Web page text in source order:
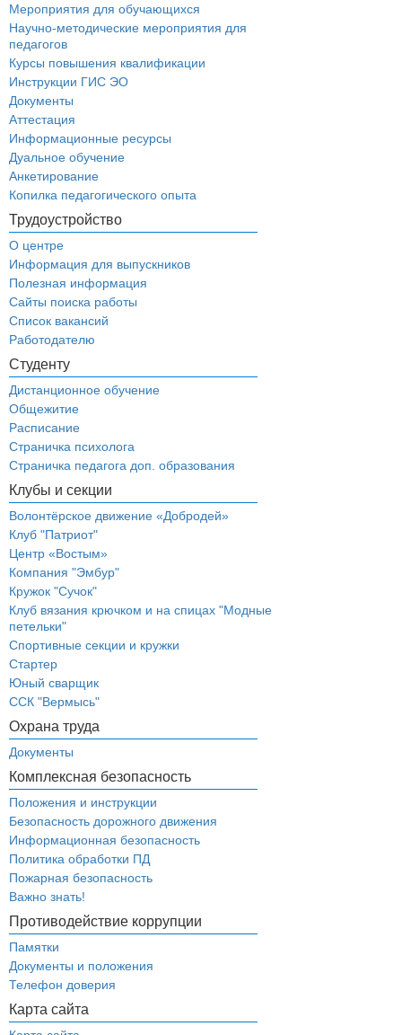
Мероприятия для обучающихся
Научно-методические мероприятия для
педагогов
Курсы повышения квалификации
Инструкции ГИС ЭО
Документы
Аттестация
Информационные ресурсы
Дуальное обучение
Анкетирование
Копилка педагогического опыта
Трудоустройство
О центре
Информация для выпускников
Полезная информация
Сайты поиска работы
Список вакансий
Работодателю
Студенту
Дистанционное обучение
Общежитие
Расписание
Страничка психолога
Страничка педагога доп. образования
Клубы и секции
Волонтёрское движение «Добродей»
Клуб "Патриот"
Центр «Востым»
Компания "Эмбур"
Кружок "Сучок"
Клуб вязания крючком и на спицах "Модные
петельки"
Спортивные секции и кружки
Стартер
Юный сварщик
ССК "Вермысь"
Охрана труда
Документы
Комплексная безопасность
Положения и инструкции
Безопасность дорожного движения
Информационная безопасность
Политика обработки ПД
Пожарная безопасность
Важно знать!
Противодействие коррупции
Памятки
Документы и положения
Телефон доверия
Карта сайта